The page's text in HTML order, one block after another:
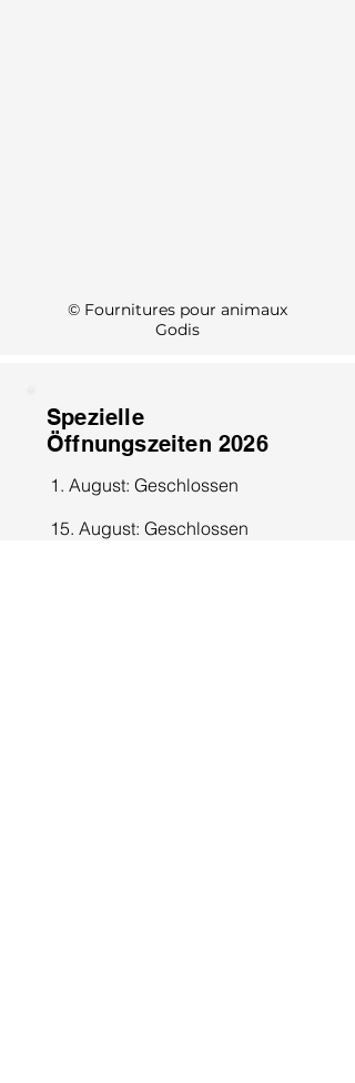
© Fournitures pour animaux
Godis
Spezielle
Öffnungszeiten 2026
1. August: Geschlossen
15. August: Geschlossen